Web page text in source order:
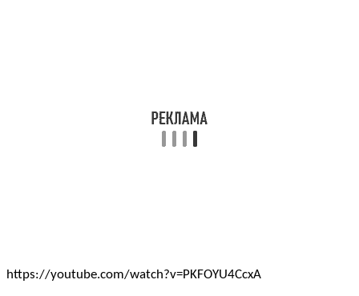
https://youtube.com/watch?v=PKFOYU4CcxA